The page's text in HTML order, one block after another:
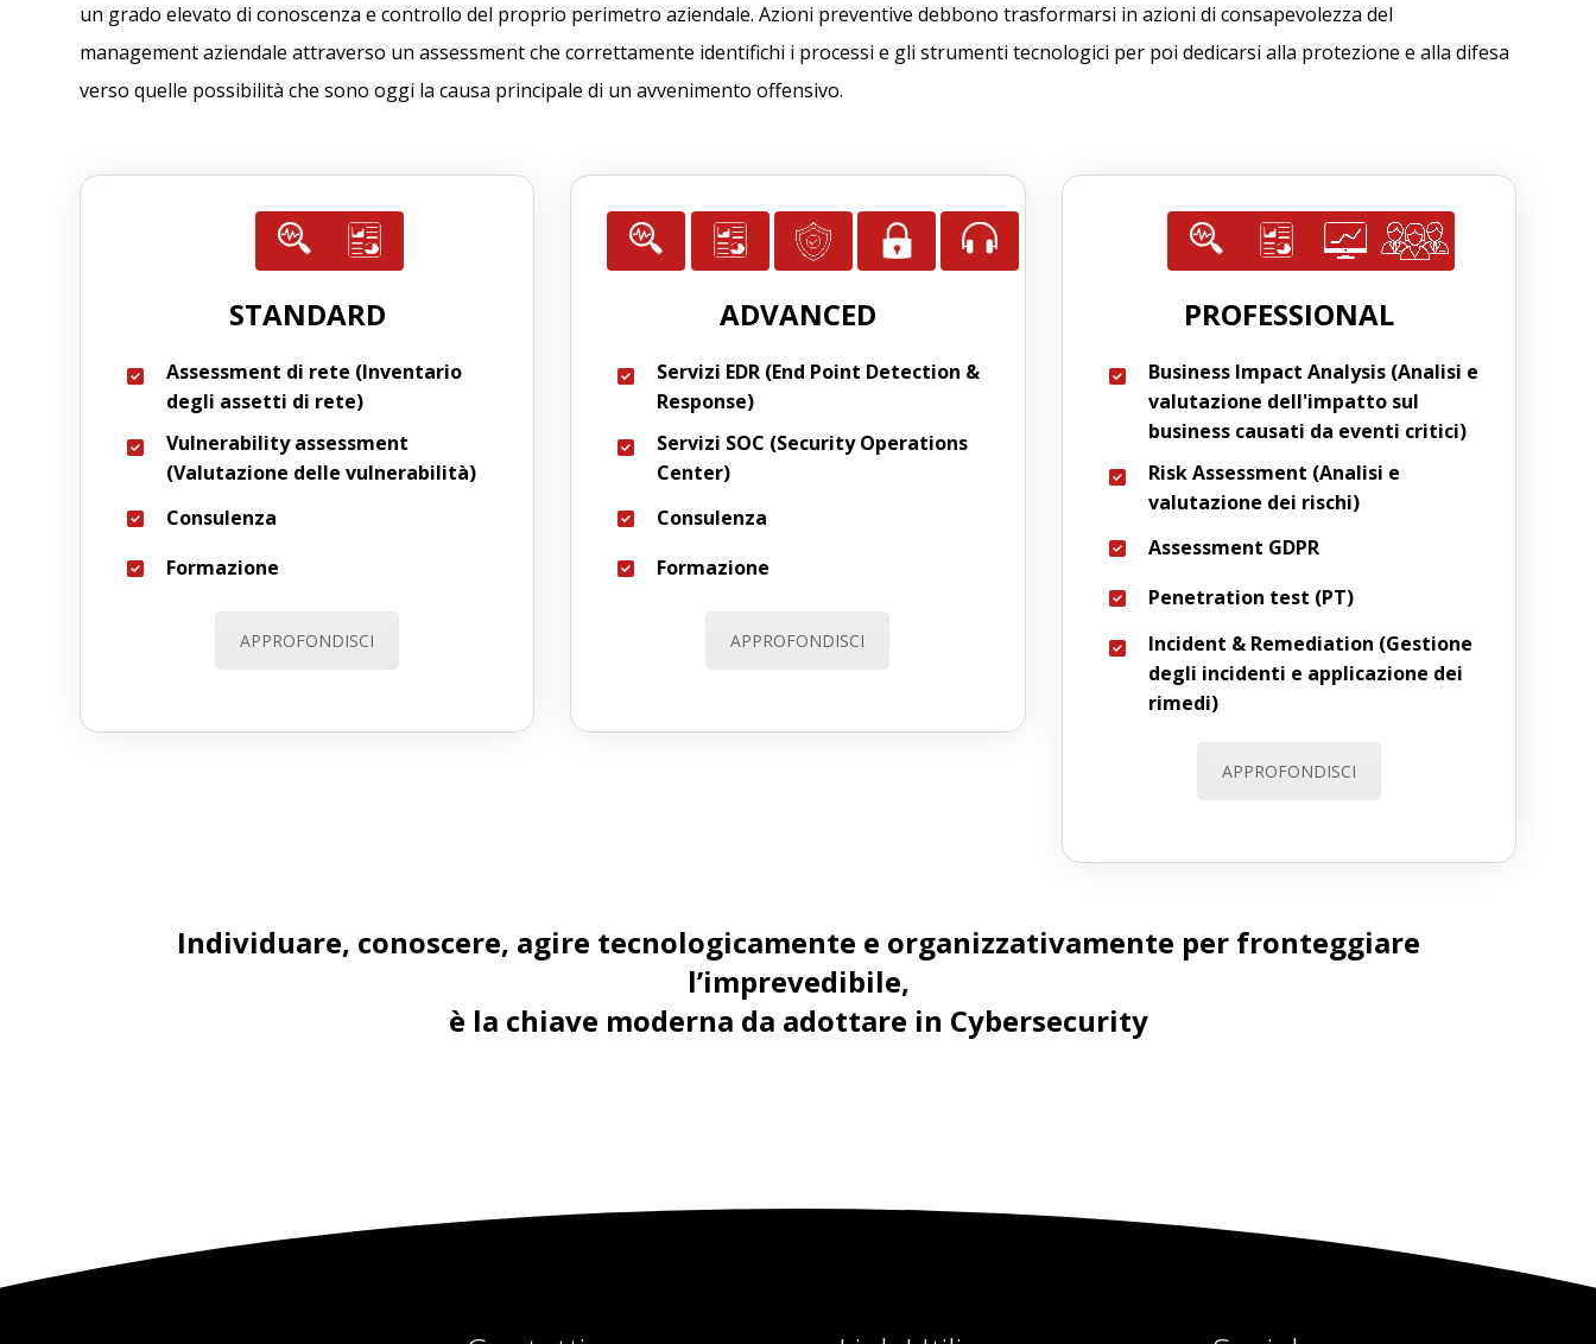
un grado elevato di conoscenza e controllo del proprio perimetro aziendale. Azioni preventive debbono trasformarsi in azioni di consapevolezza del
management aziendale attraverso un assessment che correttamente identifichi i processi e gli strumenti tecnologici per poi dedicarsi alla protezione e alla difesa
verso quelle possibilità che sono oggi la causa principale di un avvenimento offensivo.
STANDARD
Assessment di rete (Inventario
degli assetti di rete)
Vulnerability assessment
(Valutazione delle vulnerabilità)
Consulenza
Formazione
APPROFONDISCI
ADVANCED
Servizi EDR (End Point Detection &
Response)
Servizi SOC (Security Operations
Center)
Consulenza
Formazione
APPROFONDISCI
PROFESSIONAL
Business Impact Analysis (Analisi e
valutazione dell'impatto sul
business causati da eventi critici)
Risk Assessment (Analisi e
valutazione dei rischi)
Assessment GDPR
Penetration test (PT)
Incident & Remediation (Gestione
degli incidenti e applicazione dei
rimedi)
APPROFONDISCI
Individuare, conoscere, agire tecnologicamente e organizzativamente per fronteggiare
l’imprevedibile,
è la chiave moderna da adottare in Cybersecurity